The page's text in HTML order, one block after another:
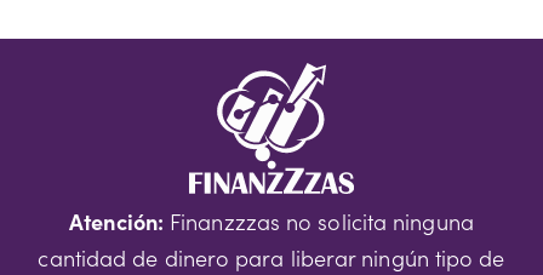
Atención: Finanzzzas no solicita ninguna
cantidad de dinero para liberar ningún tipo de